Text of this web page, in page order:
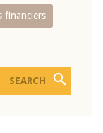
financiers